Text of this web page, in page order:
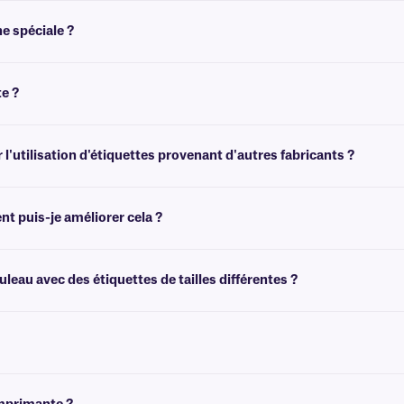
spéciale ?
?
l'utilisation d'étiquettes provenant d'autres fabricants ?
puis-je améliorer cela ?
avec des étiquettes de tailles différentes ?